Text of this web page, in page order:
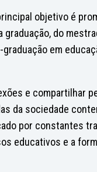
objetivo é
do
em
e compartilhar
da sociedade
por constantes
educativos e a